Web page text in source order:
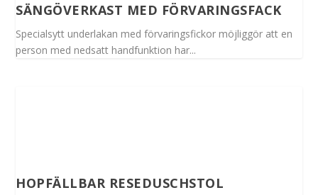
SÄNGÖVERKAST MED FÖRVARINGSFACK
Specialsytt underlakan med förvaringsfickor möjliggör att en
person med nedsatt handfunktion har...
HOPFÄLLBAR RESEDUSCHSTOL